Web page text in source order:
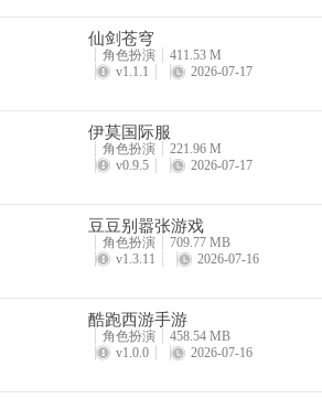
仙剑苍穹
角色扮演
411.53 M
v1.1.1
2026-07-17
伊莫国际服
角色扮演
221.96 M
v0.9.5
2026-07-17
豆豆别嚣张游戏
角色扮演
709.77 MB
v1.3.11
2026-07-16
酷跑西游手游
角色扮演
458.54 MB
v1.0.0
2026-07-16